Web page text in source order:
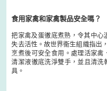
食用家禽和家禽製品安全嗎？
把家禽及蛋徹底煮熟，令其中心
失去活性。故世界衞生組織指出
烹煮後可安全食用。處理活家
清潔液徹底洗淨雙手，並且清洗
具。